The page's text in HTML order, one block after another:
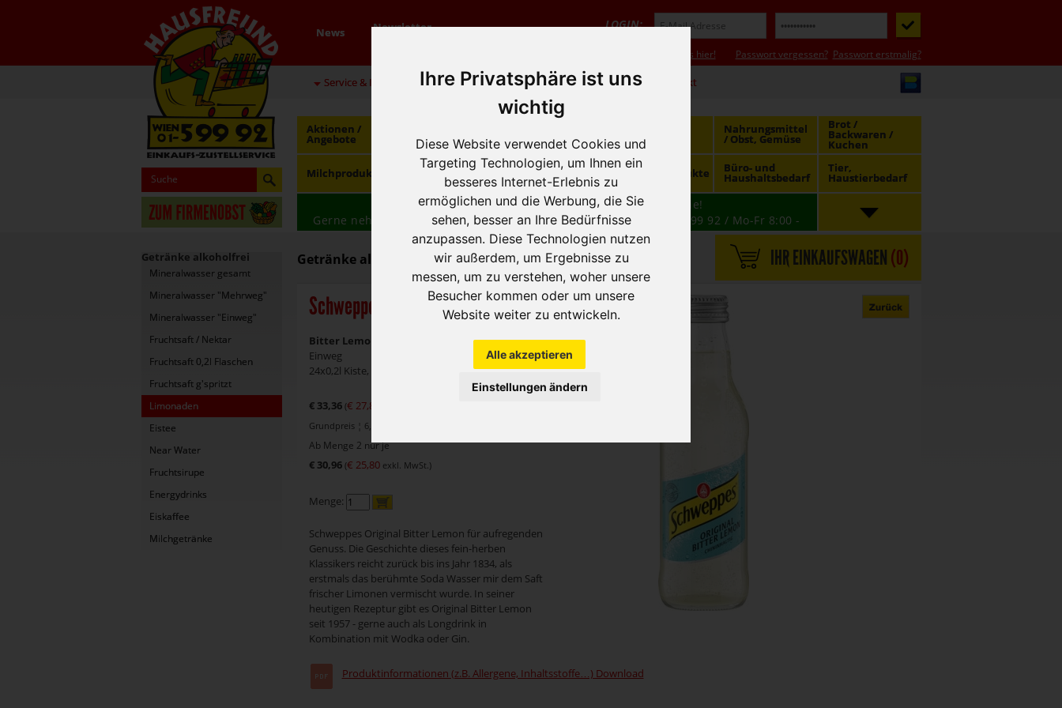
Ihre Privatsphäre ist uns
wichtig
Diese Website verwendet Cookies und
Targeting Technologien, um Ihnen ein
besseres Internet-Erlebnis zu
ermöglichen und die Werbung, die Sie
sehen, besser an Ihre Bedürfnisse
anzupassen. Diese Technologien nutzen
wir außerdem, um Ergebnisse zu
messen, um zu verstehen, woher unsere
Besucher kommen oder um unsere
Website weiter zu entwickeln.
Alle akzeptieren
Einstellungen ändern
News Newsletter LOGIN:
Neukunde? Infos hier! Passwort vergessen? Passwort erstmalig?
Service & Infos 01 / 599 92 office@hausfreund.at Kontakt
Aktionen /
Angebote alkoholfrei alkoholisch
Nahrungsmittel
/ Obst, Gemüse
Brot /
Backwaren /
Kuchen
Milchprodukte
Tiefkühlprodukte Süsswaren /
Knabbereien Hygieneprodukte Büro- und
Haushaltsbedarf
Tier,
Haustierbedarf
Wir haben freie und zeitnahe Liefertermine für Sie!
Gerne nehmen wir IhreBESTELLUNGauch TELEFONISCH
auf: 01 599 92 / Mo-Fr 8:00 -
16:30
Getränke alkoholfrei
Mineralwasser gesamt
Mineralwasser "Mehrweg"
Mineralwasser "Einweg"
Fruchtsaft / Nektar
Fruchtsaft 0,2l Flaschen
Fruchtsaft g'spritzt
Limonaden
Eistee
Near Water
Fruchtsirupe
Energydrinks
Eiskaffee
Milchgetränke
Getränke alkoholfrei - Limonaden IHR EINKAUFSWAGEN(0)
Schweppes Limonade
Bitter Lemon
Einweg
24x0,2l Kiste, Flasche Einweg
€ 33,36 (€ 27,80
Grundpreis ¦ 6,95 je 1 Liter
Ab Menge 2 nur je
€ 30,96 (€ 25,80 exkl. MwSt.)
Menge:
Schweppes Original Bitter Lemon für aufregenden
Genuss. Die Geschichte dieses fein-herben
Klassikers reicht zurück bis ins Jahr 1834, als
erstmals das berühmte Soda Wasser mir dem Saft
frischer Limonen vermischt wurde. In seiner
heutigen Rezeptur gibt es Original Bitter Lemon
seit 1957 - gerne auch als Longdrink in
Kombination mit Wodka oder Gin.
Produktinformationen (z.B. Allergene, Inhaltsstoffe…) Download